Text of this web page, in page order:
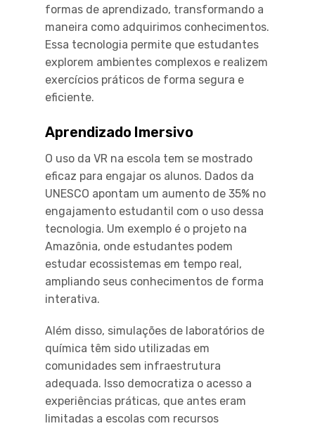
formas de aprendizado, transformando a
maneira como adquirimos conhecimentos.
Essa tecnologia permite que estudantes
explorem ambientes complexos e realizem
exercícios práticos de forma segura e
eficiente.
Aprendizado Imersivo
O uso da VR na escola tem se mostrado
eficaz para engajar os alunos. Dados da
UNESCO apontam um aumento de 35% no
engajamento estudantil com o uso dessa
tecnologia. Um exemplo é o projeto na
Amazônia, onde estudantes podem
estudar ecossistemas em tempo real,
ampliando seus conhecimentos de forma
interativa.
Além disso, simulações de laboratórios de
química têm sido utilizadas em
comunidades sem infraestrutura
adequada. Isso democratiza o acesso a
experiências práticas, que antes eram
limitadas a escolas com recursos